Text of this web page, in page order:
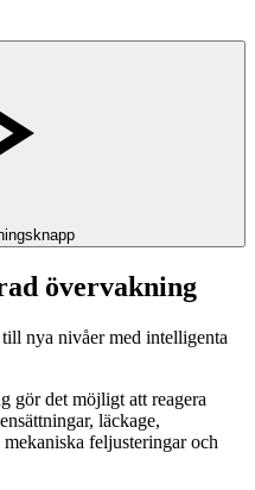
övervakning
nya nivåer med intelligenta
gör det möjligt att reagera
läckage,
feljusteringar och